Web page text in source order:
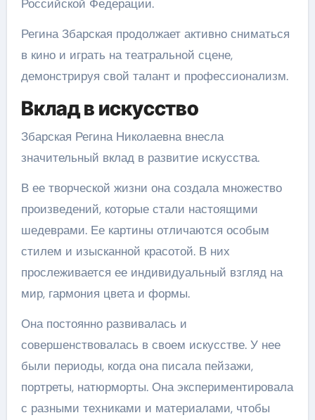
Российской Федерации.
Регина Збарская продолжает активно сниматься
в кино и играть на театральной сцене,
демонстрируя свой талант и профессионализм.
Вклад в искусство
Збарская Регина Николаевна внесла
значительный вклад в развитие искусства.
В ее творческой жизни она создала множество
произведений, которые стали настоящими
шедеврами. Ее картины отличаются особым
стилем и изысканной красотой. В них
прослеживается ее индивидуальный взгляд на
мир, гармония цвета и формы.
Она постоянно развивалась и
совершенствовалась в своем искусстве. У нее
были периоды, когда она писала пейзажи,
портреты, натюрморты. Она экспериментировала
с разными техниками и материалами, чтобы